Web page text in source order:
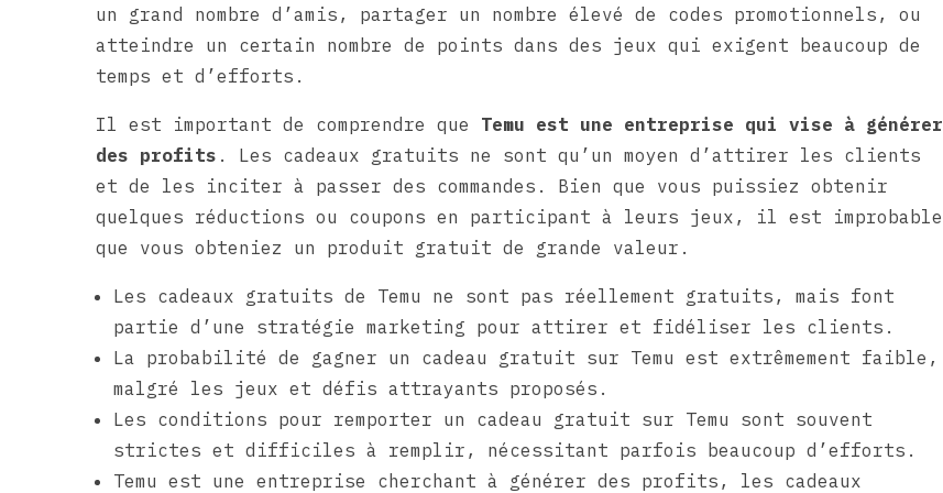
un grand nombre d’amis, partager un nombre élevé de codes promotionnels, ou
atteindre un certain nombre de points dans des jeux qui exigent beaucoup de
temps et d’efforts.
Il est important de comprendre que Temu est une entreprise qui vise à générer
des profits . Les cadeaux gratuits ne sont qu’un moyen d’attirer les clients
et de les inciter à passer des commandes. Bien que vous puissiez obtenir
quelques réductions ou coupons en participant à leurs jeux, il est improbable
que vous obteniez un produit gratuit de grande valeur.
Les cadeaux gratuits de Temu ne sont pas réellement gratuits, mais font
partie d’une stratégie marketing pour attirer et fidéliser les clients.
La probabilité de gagner un cadeau gratuit sur Temu est extrêmement faible,
malgré les jeux et défis attrayants proposés.
Les conditions pour remporter un cadeau gratuit sur Temu sont souvent
strictes et difficiles à remplir, nécessitant parfois beaucoup d’efforts.
Temu est une entreprise cherchant à générer des profits, les cadeaux